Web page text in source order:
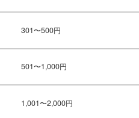
301〜500円
501〜1,000円
1,001〜2,000円